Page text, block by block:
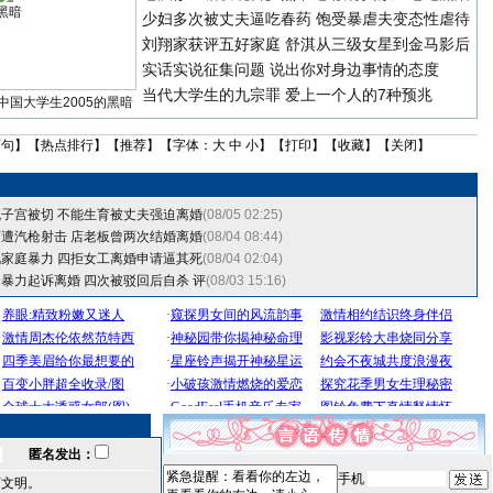
国大学生2005的黑暗
少妇多次被丈夫逼吃春药 饱受暴虐夫变态性虐待
刘翔家获评五好家庭 舒淇从三级女星到金马影后
实话实说征集问题 说出你对身边事情的态度
当代大学生的九宗罪 爱上一个人的7种预兆
】【热点排行】【推荐】【字体： 大 中 小】【打印 】【收藏】【 关闭 】
宫被切 不能生育被丈夫强迫离婚(08/05 02:25)
汽枪射击 店老板曾两次结婚离婚(08/04 08:44)
庭暴力 四拒女工离婚申请逼其死(08/04 02:04)
力起诉离婚 四次被驳回后自杀 评(08/03 15:16)
匿名发出：
明。
手机